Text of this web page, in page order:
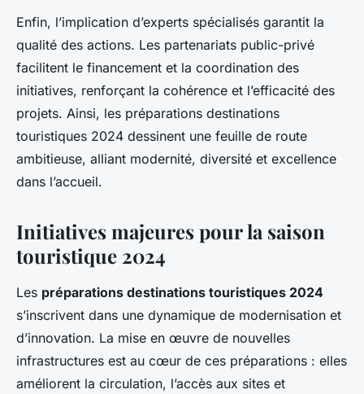
Enfin, l’implication d’experts spécialisés garantit la
qualité des actions. Les partenariats public-privé
facilitent le financement et la coordination des
initiatives, renforçant la cohérence et l’efficacité des
projets. Ainsi, les préparations destinations
touristiques 2024 dessinent une feuille de route
ambitieuse, alliant modernité, diversité et excellence
dans l’accueil.
Initiatives majeures pour la saison
touristique 2024
Les préparations destinations touristiques 2024
s’inscrivent dans une dynamique de modernisation et
d’innovation. La mise en œuvre de nouvelles
infrastructures est au cœur de ces préparations : elles
améliorent la circulation, l’accès aux sites et